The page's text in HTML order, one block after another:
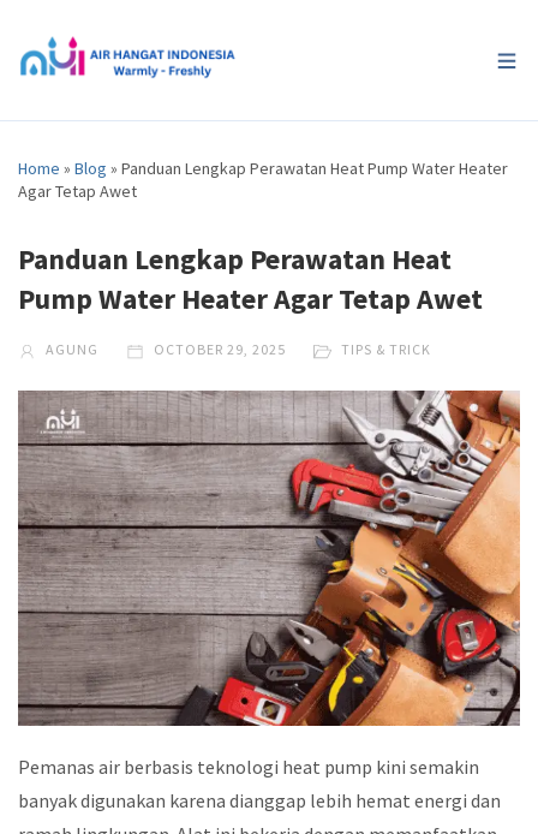
Home » Blog » Panduan Lengkap Perawatan Heat Pump Water Heater
Agar Tetap Awet
Panduan Lengkap Perawatan Heat
Pump Water Heater Agar Tetap Awet
AGUNG OCTOBER 29, 2025 TIPS & TRICK
Pemanas air berbasis teknologi heat pump kini semakin
banyak digunakan karena dianggap lebih hemat energi dan